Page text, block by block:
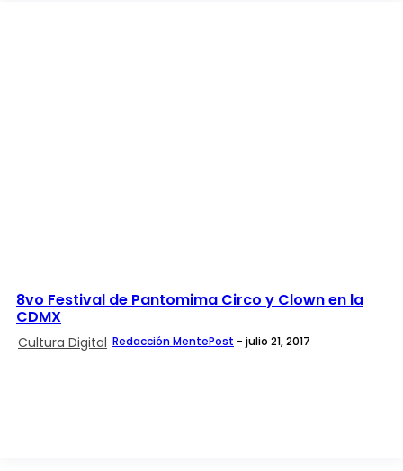
8vo Festival de Pantomima Circo y Clown en la
CDMX
Cultura Digital Redacción MentePost - julio 21, 2017